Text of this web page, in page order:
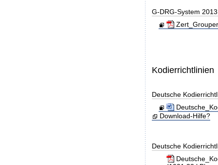
G-DRG-System
Kodierrichtlinien
Deutsche
Download-Hilfe?
Deutsche